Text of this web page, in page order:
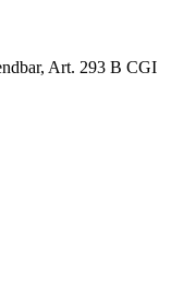
Art. 293 B CGI